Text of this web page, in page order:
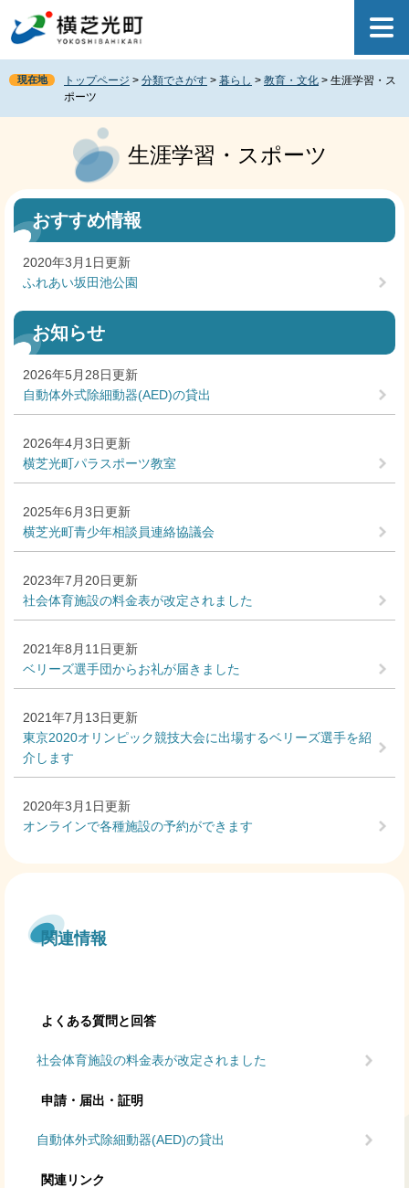
ジ
先
ュ
を 現在地 トップページ > 分類でさがす > 暮らし > 教育・文化 > 生涯学習・ス
ポーツ
生涯学習・スポーツ
おすすめ情報
2020年3月1日更新
ふれあい坂田池公園
お知らせ
2026年5月28日更新
自動体外式除細動器(AED)の貸出
2026年4月3日更新
横芝光町パラスポーツ教室
2025年6月3日更新
横芝光町青少年相談員連絡協議会
2023年7月20日更新
社会体育施設の料金表が改定されました
2021年8月11日更新
ベリーズ選手団からお礼が届きました
2021年7月13日更新
東京2020オリンピック競技大会に出場するベリーズ選手を紹
介します
2020年3月1日更新
オンラインで各種施設の予約ができます
関連情報
よくある質問と回答
社会体育施設の料金表が改定されました
申請・届出・証明
自動体外式除細動器(AED)の貸出
関連リンク